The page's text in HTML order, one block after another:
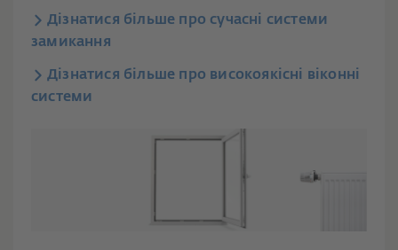
Дізнатися більше про сучасні системи
замикання
Дізнатися більше про високоякісні віконні
системи